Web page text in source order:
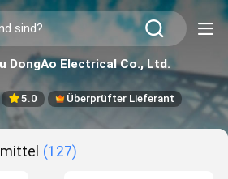
DongAo Electrical Co., Ltd.
5.0 Überprüfter Lieferant
(127)